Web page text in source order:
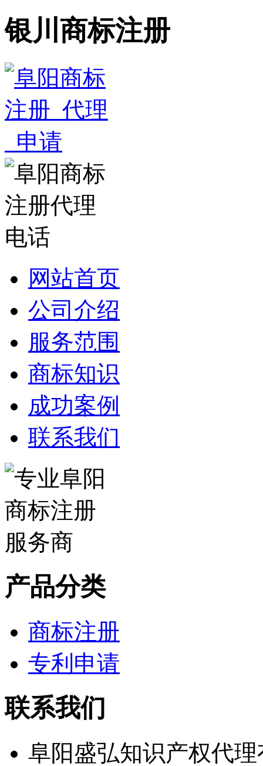
银川商标注册
网站首页
公司介绍
服务范围
商标知识
成功案例
联系我们
产品分类
商标注册
专利申请
联系我们
阜阳盛弘知识产权代